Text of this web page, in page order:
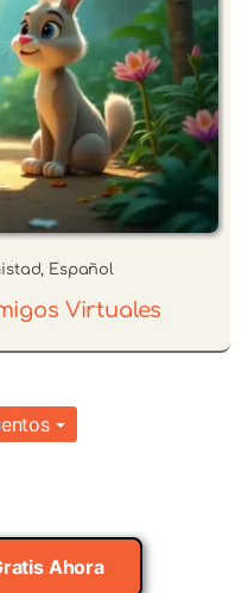
, Español
Virtuales
Ahora